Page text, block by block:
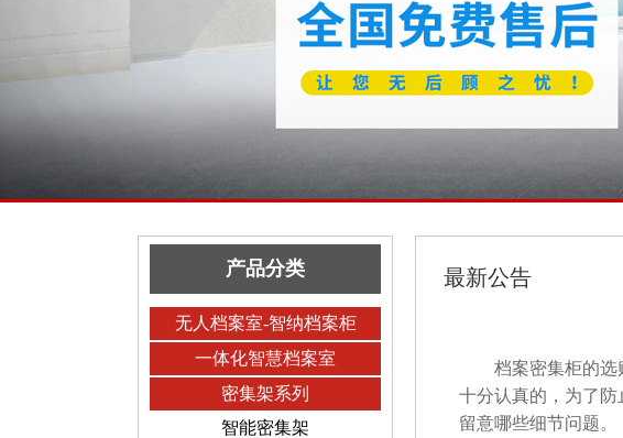
产品分类
无人档案室-智纳档案柜
一体化智慧档案室
密集架系列
智能密集架
最新公告
档案密集柜的选购
十分认真的，为了
留意哪些细节问题。